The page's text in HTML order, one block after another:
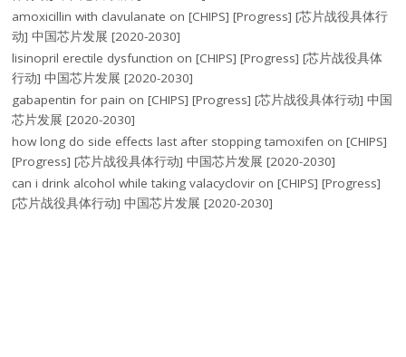
amoxicillin with clavulanate on[CHIPS] [Progress] [芯片战役具体行
动] 中国芯片发展 [2020-2030]
lisinopril erectile dysfunction on[CHIPS] [Progress] [芯片战役具体
行动] 中国芯片发展 [2020-2030]
gabapentin for pain on[CHIPS] [Progress] [芯片战役具体行动] 中国
芯片发展 [2020-2030]
how long do side effects last after stopping tamoxifen on[CHIPS]
[Progress] [芯片战役具体行动] 中国芯片发展 [2020-2030]
can i drink alcohol while taking valacyclovir on[CHIPS] [Progress]
[芯片战役具体行动] 中国芯片发展 [2020-2030]